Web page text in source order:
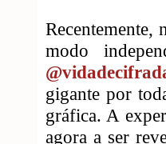
modo
gigante por
gráfica. A
agora a ser